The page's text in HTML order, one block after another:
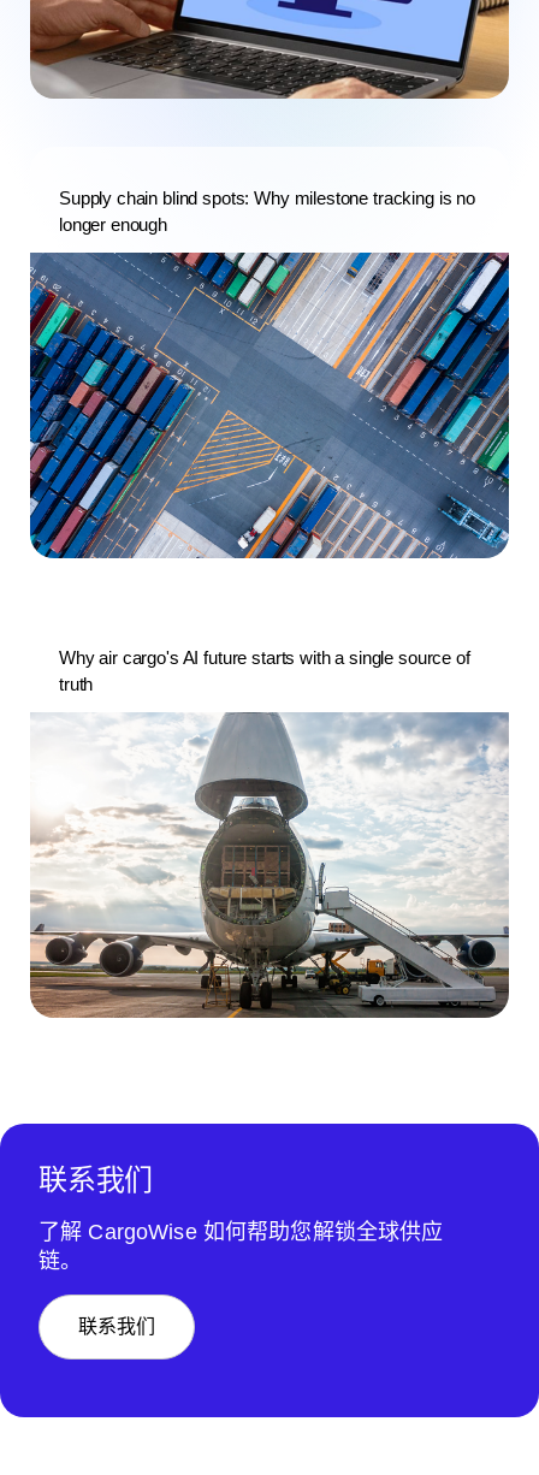
Supply chain blind spots: Why milestone tracking is no
longer enough
Why air cargo's AI future starts with a single source of
truth
联系我们
了解 CargoWise 如何帮助您解锁全球供应
链。
联系我们